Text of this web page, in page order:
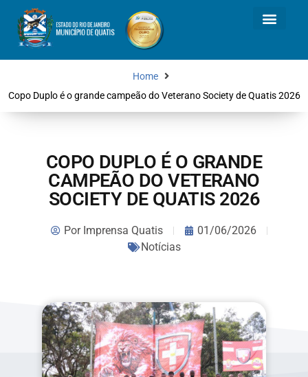
Home
Copo Duplo é o grande campeão do Veterano Society de Quatis 2026
COPO DUPLO É O GRANDE
CAMPEÃO DO VETERANO
SOCIETY DE QUATIS 2026
PorImprensa Quatis
01/06/2026
Notícias